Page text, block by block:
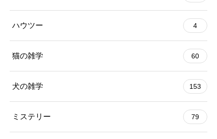
ハウツー 4
猫の雑学 60
犬の雑学 153
ミステリー 79